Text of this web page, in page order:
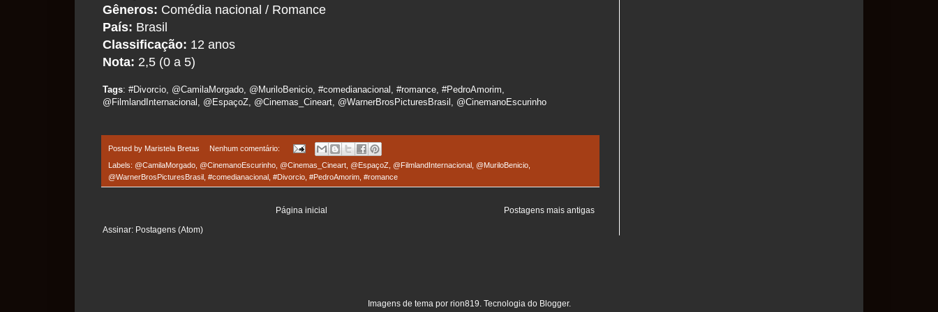
Gêneros: Comédia nacional / Romance
País: Brasil
Classificação: 12 anos
Nota: 2,5 (0 a 5)
Tags: #Divorcio, @CamilaMorgado, @MuriloBenicio, #comedianacional, #romance, #PedroAmorim,
@FilmlandInternacional, @EspaçoZ, @Cinemas_Cineart, @WarnerBrosPicturesBrasil, @CinemanoEscurinho
Posted by Maristela Bretas Nenhum comentário:
Labels: @CamilaMorgado @CinemanoEscurinho @Cinemas_Cineart @EspaçoZ @FilmlandInternacional @MuriloBenicio
@WarnerBrosPicturesBrasil #comedianacional #Divorcio #PedroAmorim #romance
Postagens mais antigas
Página inicial
Assinar: Postagens (Atom)
Imagens de tema por rion819. Tecnologia do Blogger.